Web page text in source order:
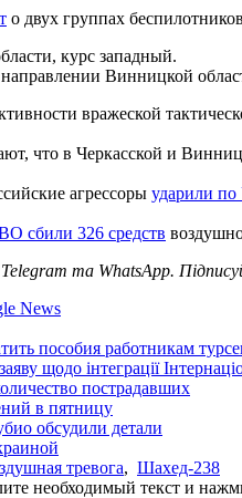
о двух группах
курс западный.
Винницкой
вражеской
что в Черкасской и
агрессоры ударили
сбили 326 средств
та WhatsApp.
News
пособия работникам
щодо інтеграції
пострадавших
в пятницу
обсудили детали
тревога, Шахед-238
необходимый текст и